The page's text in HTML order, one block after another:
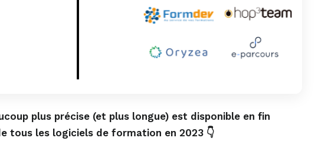
plus précise (et plus longue) est disponible en fin
tous les logiciels de formation en 2023 👇